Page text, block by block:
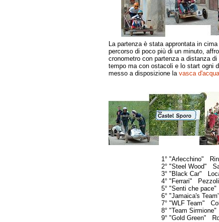
La partenza è stata approntata in
percorso di poco più di un minuto,
cronometro con partenza a distanza
tempo ma con ostacoli e lo start ogni
messo a disposizione la vasca d'acqua
1° "Arlecchino"
2° "Steel Wood"
3° "Black Car"
4° "Ferrari"
5° "Senti che
6° "Jamaica's
7° "WLF Team"
8° "Team
9° "Gold Green"